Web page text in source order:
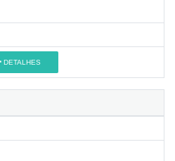
DETALHES